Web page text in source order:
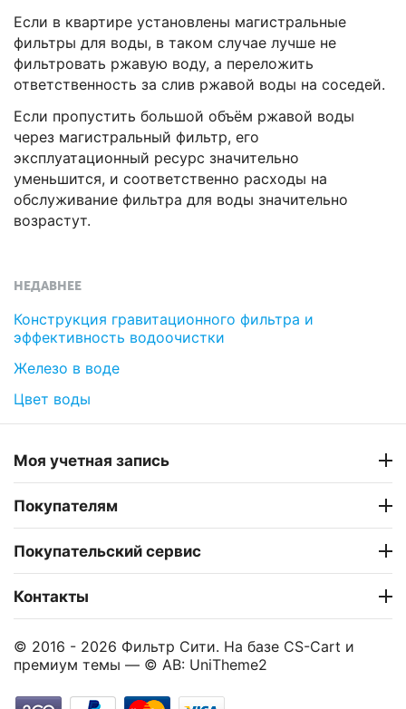
Если в квартире установлены магистральные
фильтры для воды, в таком случае лучше не
фильтровать ржавую воду, а переложить
ответственность за слив ржавой воды на соседей.
Если пропустить большой объём ржавой воды
через магистральный фильтр, его
эксплуатационный ресурс значительно
уменьшится, и соответственно расходы на
обслуживание фильтра для воды значительно
возрастут.
НЕДАВНЕЕ
Конструкция гравитационного фильтра и
эффективность водоочистки
Железо в воде
Цвет воды
Моя учетная запись
Покупателям
Покупательский сервис
Контакты
© 2016 - 2026 Фильтр Сити. На базе CS-Cart и
премиум темы — © AB: UniTheme2